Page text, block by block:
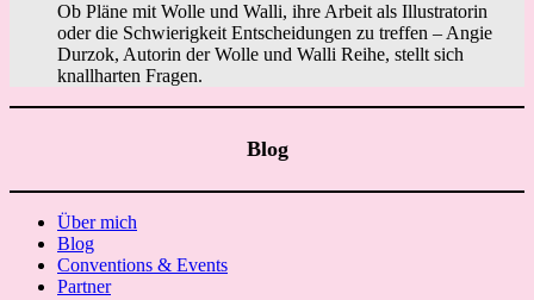
Ob Pläne mit Wolle und Walli, ihre Arbeit als Illustratorin
oder die Schwierigkeit Entscheidungen zu treffen – Angie
Durzok, Autorin der Wolle und Walli Reihe, stellt sich
knallharten Fragen.
Blog
Über mich
Blog
Conventions & Events
Partner